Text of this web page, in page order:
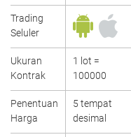
Trading
Seluler
Ukuran
Kontrak
1 lot =
100000
Penentuan
Harga
5 tempat
desimal